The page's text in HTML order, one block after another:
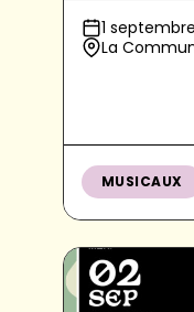
1
La
MUSICAUX